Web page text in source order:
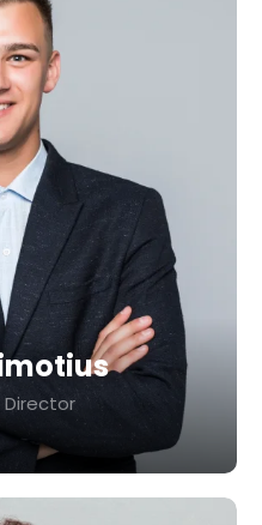
Director